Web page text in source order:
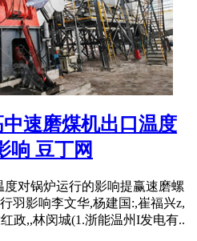
速磨煤机出口温度
响 豆丁网
对锅炉运行的影响提赢速磨螺
羽影响李文华,杨建国:,崔福兴z,
政,,林闵城(1.浙能温州I发电有..